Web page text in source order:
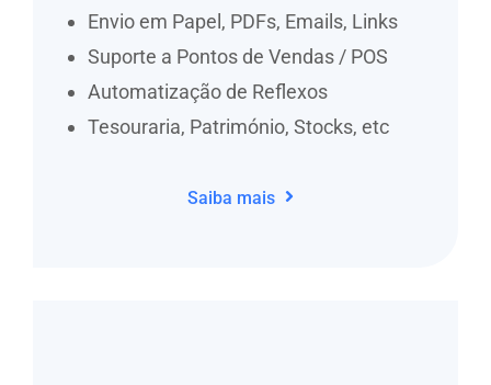
Envio em Papel, PDFs, Emails, Links
Suporte a Pontos de Vendas / POS
Automatização de Reflexos
Tesouraria, Património, Stocks, etc
Saiba mais